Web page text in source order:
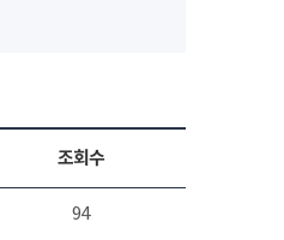
조회수
94